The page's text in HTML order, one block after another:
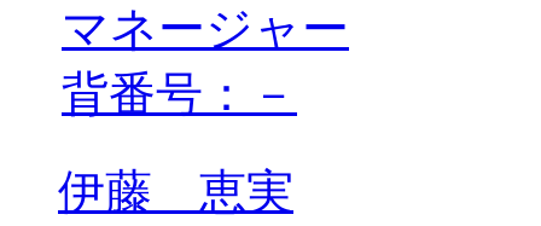
マネージャー
背番号：－
伊藤 恵実